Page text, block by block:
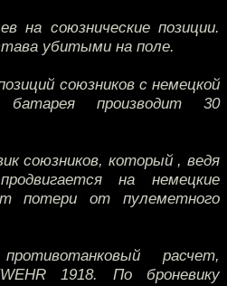
на союзнические позиции.
убитыми на поле.
союзников с немецкой
производит 30
союзников, который , ведя
на немецкие
потери от пулеметного
расчет,
1918. По броневику